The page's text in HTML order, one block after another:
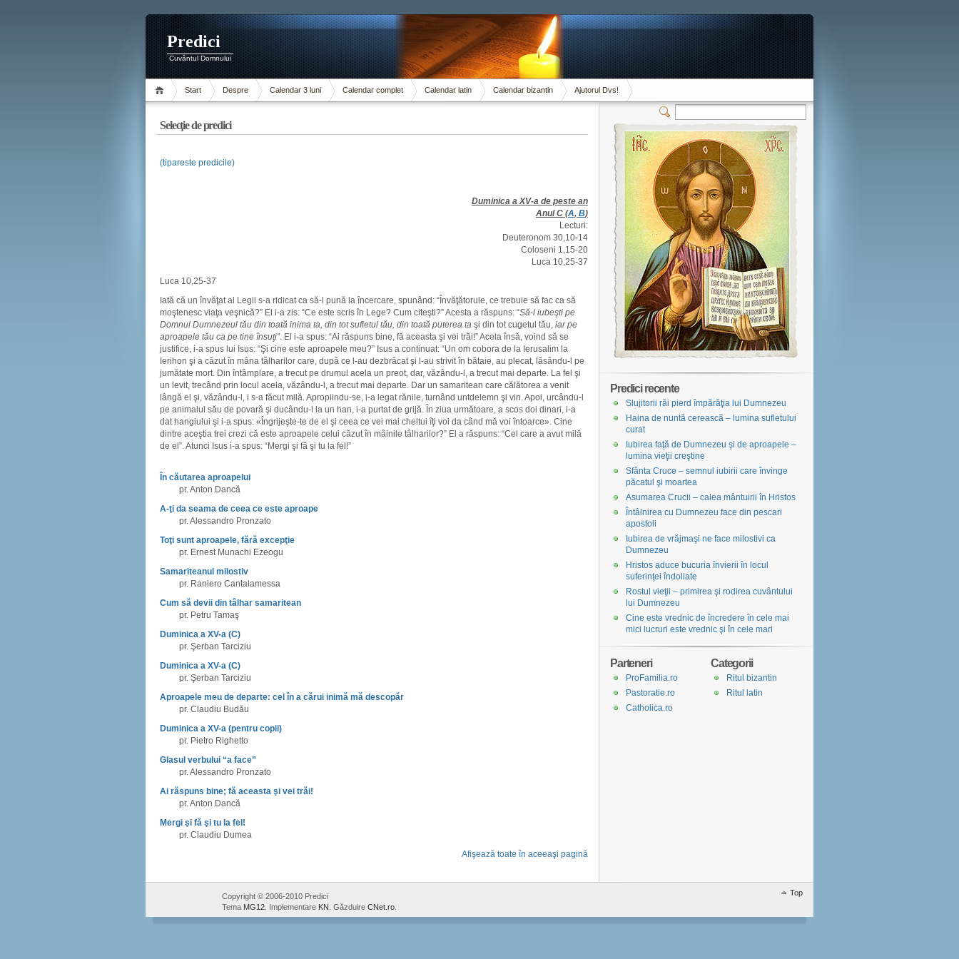
Predici
Cuvântul Domnului
Start Despre Calendar 3 luni Calendar complet Calendar latin Calendar bizantin Ajutorul Dvs!
Selecţie de predici
(tipareste predicile)
Duminica a XV-a de peste an
Anul C (A, B)
Lecturi:
Deuteronom 30,10-14
Coloseni 1,15-20
Luca 10,25-37
Luca 10,25-37
Iată că un învăţat al Legii s-a ridicat ca să-l pună la încercare, spunând: “Învăţătorule, ce trebuie să fac ca să
moştenesc viaţa veşnică?” El i-a zis: “Ce este scris în Lege? Cum citeşti?” Acesta a răspuns: “Să-l iubeşti pe
Domnul Dumnezeul tău din toată inima ta, din tot sufletul tău, din toată puterea ta şi din tot cugetul tău, iar pe
aproapele tău ca pe tine însuţi”. El i-a spus: “Ai răspuns bine, fă aceasta şi vei trăi!” Acela însă, voind să se
justifice, i-a spus lui Isus: “Şi cine este aproapele meu?” Isus a continuat: “Un om cobora de la Ierusalim la
Ierihon şi a căzut în mâna tâlharilor care, după ce l-au dezbrăcat şi l-au strivit în bătaie, au plecat, lăsându-l pe
jumătate mort. Din întâmplare, a trecut pe drumul acela un preot, dar, văzându-l, a trecut mai departe. La fel şi
un levit, trecând prin locul acela, văzându-l, a trecut mai departe. Dar un samaritean care călătorea a venit
lângă el şi, văzându-l, i s-a făcut milă. Apropiindu-se, i-a legat rănile, turnând untdelemn şi vin. Apoi, urcându-l
pe animalul său de povară şi ducându-l la un han, i-a purtat de grijă. În ziua următoare, a scos doi dinari, i-a
dat hangiului şi i-a spus: «Îngrijeşte-te de el şi ceea ce vei mai cheltui îţi voi da când mă voi întoarce». Cine
dintre aceştia trei crezi că este aproapele celui căzut în mâinile tâlharilor?” El a răspuns: “Cel care a avut milă
de el”. Atunci Isus i-a spus: “Mergi şi fă şi tu la fel!”
În căutarea aproapelui
pr. Anton Dancă
A-ţi da seama de ceea ce este aproape
pr. Alessandro Pronzato
Toţi sunt aproapele, fără excepţie
pr. Ernest Munachi Ezeogu
Samariteanul milostiv
pr. Raniero Cantalamessa
Cum să devii din tâlhar samaritean
pr. Petru Tamaş
Duminica a XV-a (C)
pr. Şerban Tarciziu
Duminica a XV-a (C)
pr. Şerban Tarciziu
Aproapele meu de departe: cel în a cărui inimă mă descopăr
pr. Claudiu Budău
Duminica a XV-a (pentru copii)
pr. Pietro Righetto
Glasul verbului “a face”
pr. Alessandro Pronzato
Ai răspuns bine; fă aceasta şi vei trăi!
pr. Anton Dancă
Mergi şi fă şi tu la fel!
pr. Claudiu Dumea
Afişează toate în aceeaşi pagină
Predici recente
Slujitorii răi pierd împărăţia lui Dumnezeu
Haina de nuntă cerească – lumina sufletului
curat
Iubirea faţă de Dumnezeu şi de aproapele –
lumina vieţii creştine
Sfânta Cruce – semnul iubirii care învinge
păcatul şi moartea
Asumarea Crucii – calea mântuirii în Hristos
Întâlnirea cu Dumnezeu face din pescari
apostoli
Iubirea de vrăjmaşi ne face milostivi ca
Dumnezeu
Hristos aduce bucuria învierii în locul
suferinţei îndoliate
Rostul vieţii – primirea şi rodirea cuvântului
lui Dumnezeu
Cine este vrednic de încredere în cele mai
mici lucruri este vrednic şi în cele mari
Categorii
Ritul bizantin
Ritul latin
Parteneri
ProFamilia.ro
Pastoratie.ro
Catholica.ro
Top
Copyright © 2006-2010 Predici
Tema MG12 . Implementare KN . Găzduire CNet.ro